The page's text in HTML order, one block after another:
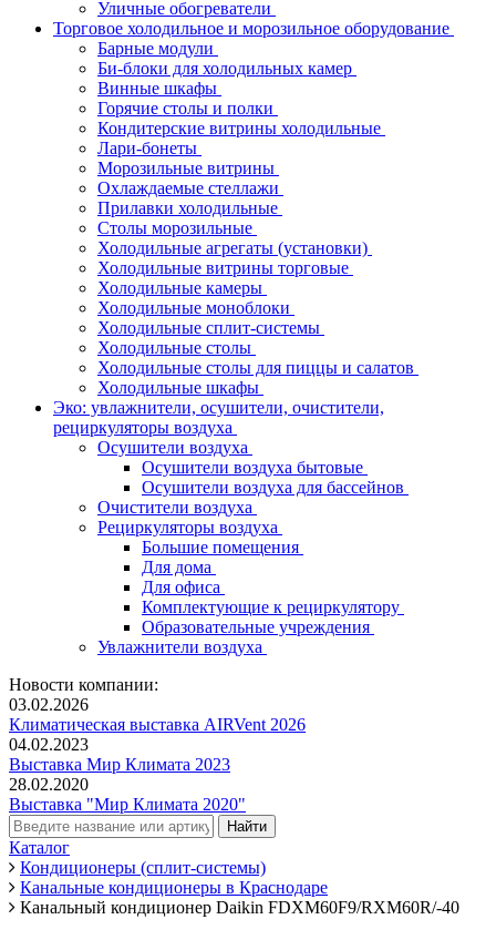
Уличные обогреватели
Торговое холодильное и морозильное оборудование
Барные модули
Би-блоки для холодильных камер
Винные шкафы
Горячие столы и полки
Кондитерские витрины холодильные
Лари-бонеты
Морозильные витрины
Охлаждаемые стеллажи
Прилавки холодильные
Столы морозильные
Холодильные агрегаты (установки)
Холодильные витрины торговые
Холодильные камеры
Холодильные моноблоки
Холодильные сплит-системы
Холодильные столы
Холодильные столы для пиццы и салатов
Холодильные шкафы
Эко: увлажнители, осушители, очистители,
рециркуляторы воздуха
Осушители воздуха
Осушители воздуха бытовые
Осушители воздуха для бассейнов
Очистители воздуха
Рециркуляторы воздуха
Большие помещения
Для дома
Для офиса
Комплектующие к рециркулятору
Образовательные учреждения
Увлажнители воздуха
Новости компании:
03.02.2026
Климатическая выставка AIRVent 2026
04.02.2023
Выставка Мир Климата 2023
28.02.2020
Выставка "Мир Климата 2020"
Каталог
Кондиционеры (сплит-системы)
Канальные кондиционеры в Краснодаре
Канальный кондиционер Daikin FDXM60F9/RXM60R/-40